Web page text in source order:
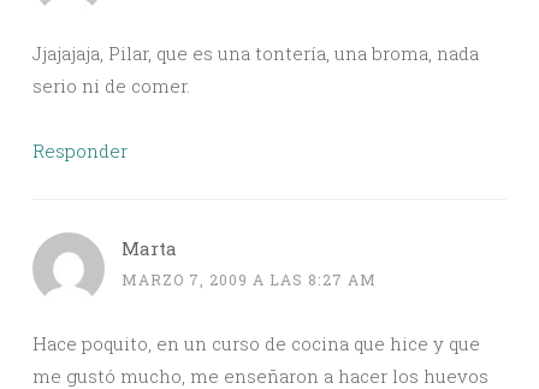
Jjajajaja, Pilar, que es una tontería, una broma, nada
serio ni de comer.
Responder
Marta
MARZO 7, 2009 A LAS 8:27 AM
Hace poquito, en un curso de cocina que hice y que
me gustó mucho, me enseñaron a hacer los huevos